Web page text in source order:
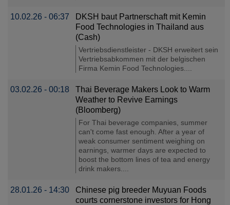
10.02.26 - 06:37
DKSH baut Partnerschaft mit Kemin
Food Technologies in Thailand aus
(Cash)
Vertriebsdienstleister - DKSH erweitert sein
Vertriebsabkommen mit der belgischen
Firma Kemin Food Technologies....
03.02.26 - 00:18
Thai Beverage Makers Look to Warm
Weather to Revive Earnings
(Bloomberg)
For Thai beverage companies, summer
can't come fast enough. After a year of
weak consumer sentiment weighing on
earnings, warmer days are expected to
boost the bottom lines of tea and energy
drink makers....
28.01.26 - 14:30
Chinese pig breeder Muyuan Foods
courts cornerstone investors for Hong